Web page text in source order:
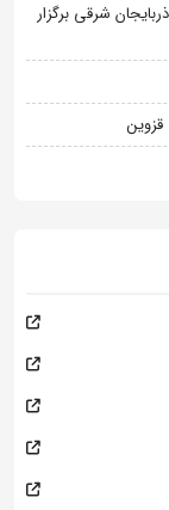
نوجوانان از 17 مرداد در آذربایجان شرقی برگزار